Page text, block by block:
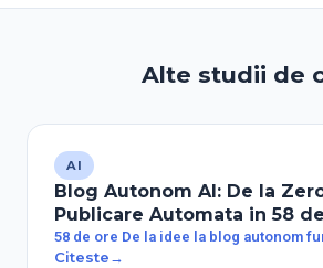
Alte studii de
AI
Blog Autonom AI: De la
Publicare Automata in 58
58 de ore De la idee la blog autonom
Citeste→